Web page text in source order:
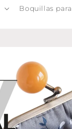
Boquillas